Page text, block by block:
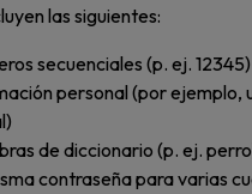
las siguientes:
secuenciales (p. ej. 12345)
personal (por ejemplo,
de diccionario (p. ej.
contraseña para varias